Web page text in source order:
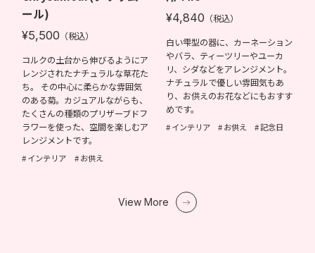
ール)
¥5,500 （税込）
コルクの土台から伸びるようにア
レンジされたナチュラルな草花た
ち。 その中心に柔らかな雰囲気
のある菊。カジュアルながらも、
たくさんの種類のプリザーブドフ
ラワーを使った、空間を楽しむア
レンジメントです。
インテリア お供え
¥4,840 （税込）
白い雫型の器に、カーネーション
やバラ、ティーツリーやユーカ
リ、シダなどをアレンジメント。
ナチュラルで優しい雰囲気もあ
り、お供えのお花などにもおすす
めです。
インテリア お供え 記念日
View More